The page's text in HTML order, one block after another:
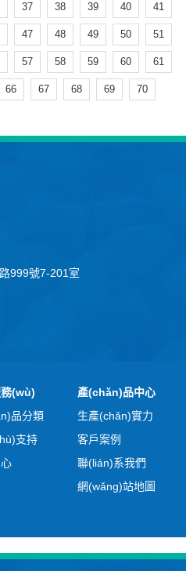
37 38 39 40 41
47 48 49 50 51
57 58 59 60 61
66 67 68 69 70
999號7-201室
(wù)
品分類
支持
產(chǎn)品中心
生產(chǎn)實力
客戶案例
聯(lián)系我們
網(wǎng)站地圖